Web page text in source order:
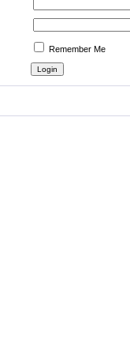
Remember Me